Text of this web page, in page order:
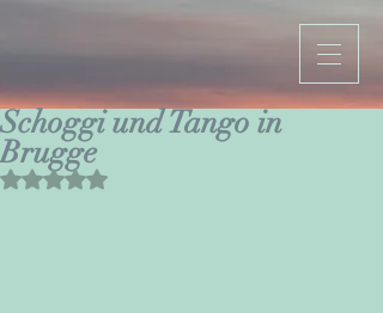
Schoggi und Tango in
Brugge
Mit NaN von 5 Sternen bewertet.